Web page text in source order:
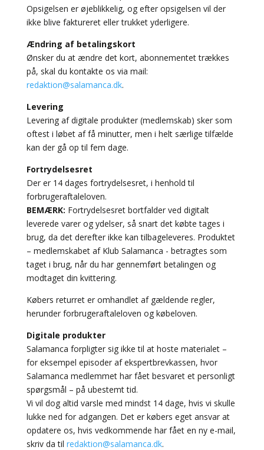
Opsigelsen er øjeblikkelig, og efter opsigelsen vil der
ikke blive faktureret eller trukket yderligere.
Ændring af betalingskort
Ønsker du at ændre det kort, abonnementet trækkes
på, skal du kontakte os via mail:
redaktion@salamanca.dk.
Levering
Levering af digitale produkter (medlemskab) sker som
oftest i løbet af få minutter, men i helt særlige tilfælde
kan der gå op til fem dage.
Fortrydelsesret
Der er 14 dages fortrydelsesret, i henhold til
forbrugeraftaleloven.
BEMÆRK: Fortrydelsesret bortfalder ved digitalt
leverede varer og ydelser, så snart det købte tages i
brug, da det derefter ikke kan tilbageleveres. Produktet
– medlemskabet af Klub Salamanca - betragtes som
taget i brug, når du har gennemført betalingen og
modtaget din kvittering.
Købers returret er omhandlet af gældende regler,
herunder forbrugeraftaleloven og købeloven.
Digitale produkter
Salamanca forpligter sig ikke til at hoste materialet –
for eksempel episoder af ekspertbrevkassen, hvor
Salamanca medlemmet har fået besvaret et personligt
spørgsmål – på ubestemt tid.
Vi vil dog altid varsle med mindst 14 dage, hvis vi skulle
lukke ned for adgangen. Det er købers eget ansvar at
opdatere os, hvis vedkommende har fået en ny e-mail,
skriv da til redaktion@salamanca.dk.